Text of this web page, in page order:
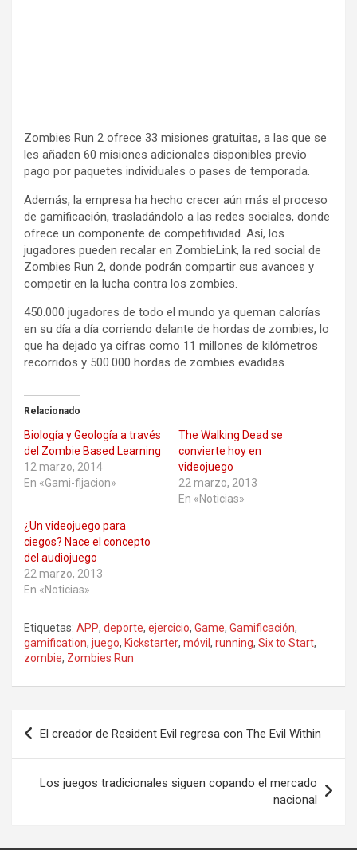
Zombies Run 2 ofrece 33 misiones gratuitas, a las que se
les añaden 60 misiones adicionales disponibles previo
pago por paquetes individuales o pases de temporada.
Además, la empresa ha hecho crecer aún más el proceso
de gamificación, trasladándolo a las redes sociales, donde
ofrece un componente de competitividad. Así, los
jugadores pueden recalar en ZombieLink, la red social de
Zombies Run 2, donde podrán compartir sus avances y
competir en la lucha contra los zombies.
450.000 jugadores de todo el mundo ya queman calorías
en su día a día corriendo delante de hordas de zombies, lo
que ha dejado ya cifras como 11 millones de kilómetros
recorridos y 500.000 hordas de zombies evadidas.
Relacionado
Biología y Geología a través
del Zombie Based Learning
12 marzo, 2014
En «Gami-fijacion»
The Walking Dead se
convierte hoy en
videojuego
22 marzo, 2013
En «Noticias»
¿Un videojuego para
ciegos? Nace el concepto
del audiojuego
22 marzo, 2013
En «Noticias»
Etiquetas: APP, deporte, ejercicio, Game, Gamificación,
gamification, juego, Kickstarter, móvil , running, Six to Start,
zombie, Zombies Run
Navegación
de
entradas
El creador de Resident Evil regresa con The Evil Within
Los juegos tradicionales siguen copando el mercado
nacional